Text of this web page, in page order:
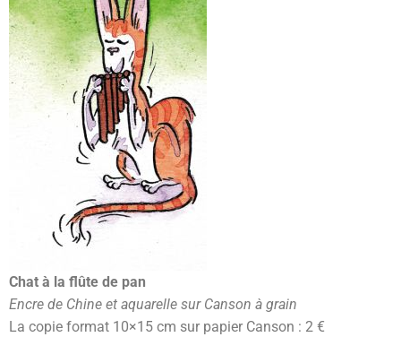
Chat à la flûte de pan
Encre de Chine et aquarelle sur Canson à grain
La copie format 10×15 cm sur papier Canson : 2 €